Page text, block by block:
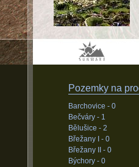
Pozemky na
Barchovice - 0
Bečváry - 1
Bělušice - 2
Břežany I - 0
Břežany II - 0
Býchory - 0